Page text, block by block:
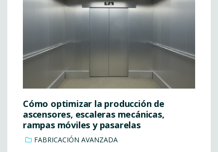
Cómo optimizar la producción de
ascensores, escaleras mecánicas,
rampas móviles y pasarelas
FABRICACIÓN AVANZADA